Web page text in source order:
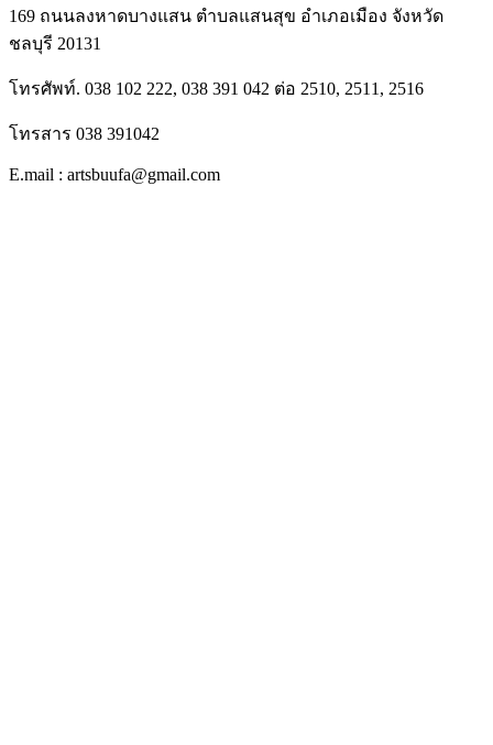
169 ถนนลงหาดบางแสน ตำบลแสนสุข อำเภอเมือง จังหวัด
ชลบุรี 20131
โทรศัพท์. 038 102 222, 038 391 042 ต่อ 2510, 2511, 2516
โทรสาร 038 391042
E.mail : artsbuufa@gmail.com